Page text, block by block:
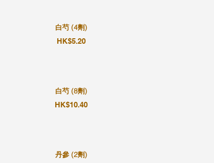
白芍 (4劑)
HK$5.20
白芍 (8劑)
HK$10.40
丹參 (2劑)